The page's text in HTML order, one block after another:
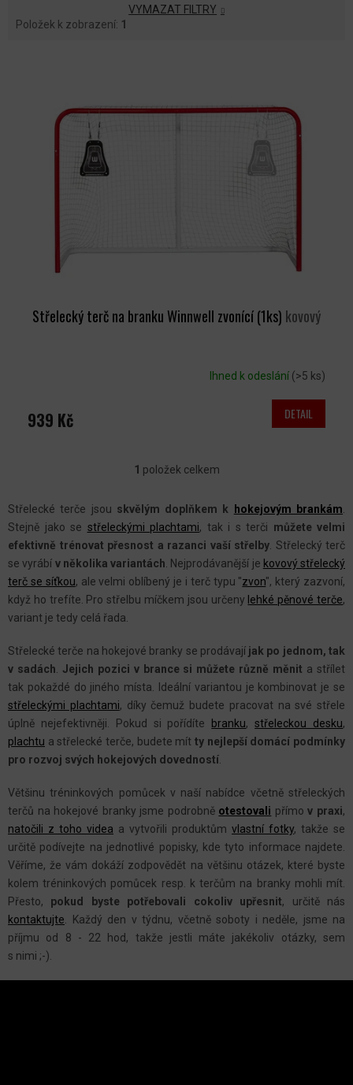
VYMAZAT FILTRY
Položek k zobrazení: 1
Střelecký terč na branku Winnwell zvonící (1ks) kovový
Ihned k odeslání (>5 ks)
939 Kč DETAIL
V
L
Á
D
A
C
P
R
V
K
Y
V
Ý
P
I
S
U
1 položek celkem
Střelecké terče jsou skvělým doplňkem k hokejovým brankám
Stejně jako se střeleckými plachtami, tak i s terči můžete velmi
efektivně trénovat přesnost a razanci vaší střelby . Střelecký terč
se vyrábí v několika variantách . Nejprodávanější je kovový střelecký
terč se síťkou, ale velmi oblíbený je i terč typu "zvon", který zazvoní,
když ho trefíte. Pro střelbu míčkem jsou určeny lehké pěnové terče,
variant je tedy celá řada.
Střelecké terče na hokejové branky se prodávají jak po jednom, tak
v sadách
Jejich pozici v brance si můžete různě měnit a střílet
tak pokaždé do jiného místa. Ideální variantou je kombinovat je se
střeleckými plachtami, díky čemuž budete pracovat na své střele
úplně nejefektivněji. Pokud si pořídíte
branku,střeleckou desku,
plachtu a střelecké terče, budete mít ty nejlepší domácí podmínky
pro rozvoj svých hokejových dovedností
Většinu tréninkových pomůcek v naší nabídce včetně střeleckých
terčů na hokejové branky jsme podrobně otestovali přímov praxi,
natočili z toho videa a vytvořili produktům vlastní fotky, takže se
určitě podívejte na jednotlivé popisky, kde tyto informace najdete.
Věříme, že vám dokáží zodpovědět na většinu otázek, které byste
kolem tréninkových pomůcek resp. k terčům na branky mohli mít.
Přesto, pokud byste potřebovali cokoliv upřesnit, určitě nás
kontaktujte . Každý den v týdnu, včetně soboty i neděle, jsme na
příjmu od 8 - 22 hod, takže jestli máte jakékoliv otázky, sem
s nimi ;-).
Z